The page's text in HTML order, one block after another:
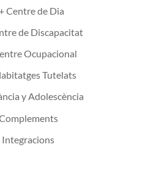
Centre de Dia
de Discapacitat
Ocupacional
Tutelats
y Adolescència
Integracions